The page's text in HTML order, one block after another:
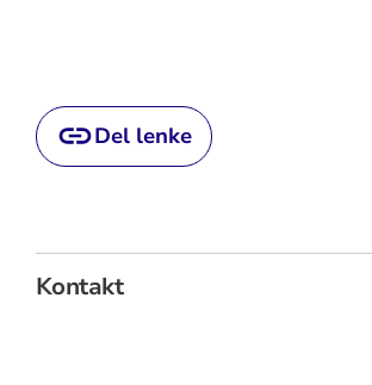
Del lenke
Kontakt